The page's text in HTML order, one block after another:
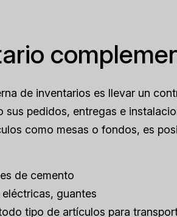
de inventarios es llevar un
sus pedidos, entregas e
como mesas o fondos, es
de cemento
guantes
tipo de artículos para